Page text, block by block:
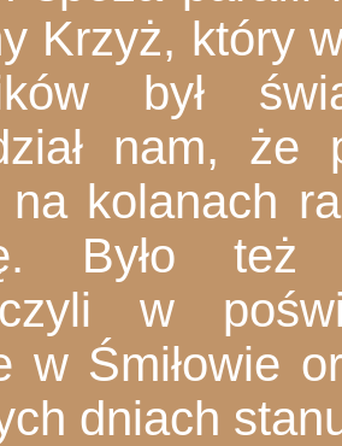
Krzyż, który
był
nam,
na kolanach
Było też
w
w Śmiłowie
dniach